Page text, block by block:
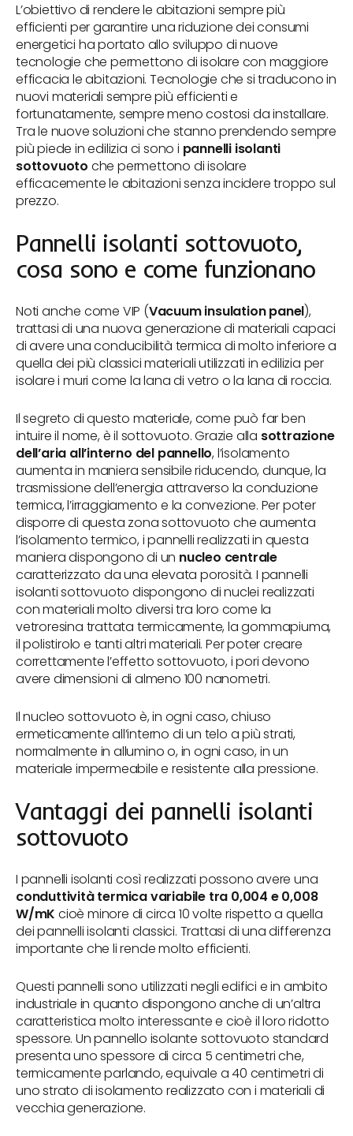
L’obiettivo di rendere le abitazioni sempre più
efficienti per garantire una riduzione dei consumi
energetici ha portato allo sviluppo di nuove
tecnologie che permettono di isolare con maggiore
efficacia le abitazioni. Tecnologie che si traducono in
nuovi materiali sempre più efficienti e
fortunatamente, sempre meno costosi da installare.
Tra le nuove soluzioni che stanno prendendo sempre
più piede in edilizia ci sono i pannelli isolanti
sottovuoto che permettono di isolare
efficacemente le abitazioni senza incidere troppo sul
prezzo.
Pannelli isolanti sottovuoto,
cosa sono e come funzionano
Noti anche come VIP (Vacuum insulation panel),
trattasi di una nuova generazione di materiali capaci
di avere una conducibilità termica di molto inferiore a
quella dei più classici materiali utilizzati in edilizia per
isolare i muri come la lana di vetro o la lana di roccia.
Il segreto di questo materiale, come può far ben
intuire il nome, è il sottovuoto. Grazie alla sottrazione
dell’aria all’interno del pannello, l’isolamento
aumenta in maniera sensibile riducendo, dunque, la
trasmissione dell’energia attraverso la conduzione
termica, l’irraggiamento e la convezione. Per poter
disporre di questa zona sottovuoto che aumenta
l’isolamento termico, i pannelli realizzati in questa
maniera dispongono di un nucleo centrale
caratterizzato da una elevata porosità. I pannelli
isolanti sottovuoto dispongono di nuclei realizzati
con materiali molto diversi tra loro come la
vetroresina trattata termicamente, la gommapiuma,
il polistirolo e tanti altri materiali. Per poter creare
correttamente l’effetto sottovuoto, i pori devono
avere dimensioni di almeno 100 nanometri.
Il nucleo sottovuoto è, in ogni caso, chiuso
ermeticamente all’interno di un telo a più strati,
normalmente in allumino o, in ogni caso, in un
materiale impermeabile e resistente alla pressione.
Vantaggi dei pannelli isolanti
sottovuoto
I pannelli isolanti così realizzati possono avere una
conduttività termica variabile tra 0,004 e 0,008
W/mK cioè minore di circa 10 volte rispetto a quella
dei pannelli isolanti classici. Trattasi di una differenza
importante che li rende molto efficienti.
Questi pannelli sono utilizzati negli edifici e in ambito
industriale in quanto dispongono anche di un’altra
caratteristica molto interessante e cioè il loro ridotto
spessore. Un pannello isolante sottovuoto standard
presenta uno spessore di circa 5 centimetri che,
termicamente parlando, equivale a 40 centimetri di
uno strato di isolamento realizzato con i materiali di
vecchia generazione.